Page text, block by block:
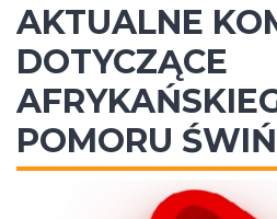
AKTUALNE
DOTYCZĄCE
POMORU